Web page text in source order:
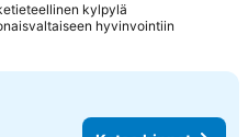
kylpylä
hyvinvointiin